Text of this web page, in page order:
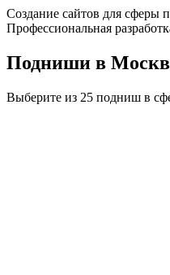
Создание сайтов для сферы
Профессиональная
Подниши в
Выберите из 25 подниш в